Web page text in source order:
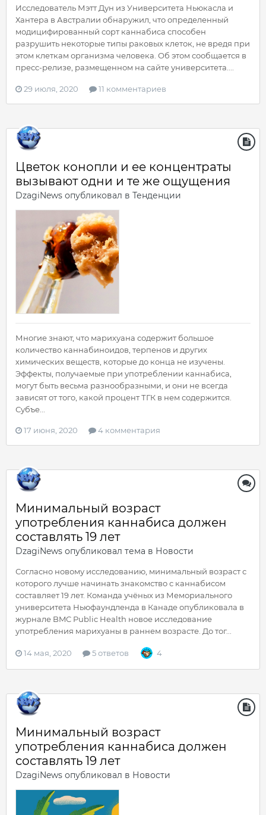
Исследователь Мэтт Дун из Университета Ньюкасла и
Хантера в Австралии обнаружил, что определенный
модицифированный сорт каннабиса способен
разрушить некоторые типы раковых клеток, не вредя при
этом клеткам организма человека. Об этом сообщается в
пресс-релизе, размещенном на сайте университета....
29 июля, 2020 11 комментариев
Цветок конопли и ее концентраты
вызывают одни и те же ощущения
DzagiNews опубликовал в Тенденции
Многие знают, что марихуана содержит большое
количество каннабиноидов, терпенов и других
химических веществ, которые до конца не изучены.
Эффекты, получаемые при употреблении каннабиса,
могут быть весьма разнообразными, и они не всегда
зависят от того, какой процент ТГК в нем содержится.
Субъе...
17 июня, 2020 4 комментария
Минимальный возраст
употребления каннабиса должен
составлять 19 лет
DzagiNews опубликовал тема в Новости
Согласно новому исследованию, минимальный возраст с
которого лучше начинать знакомство с каннабисом
составляет 19 лет. Команда учёных из Мемориального
университета Ньюфаундленда в Канаде опубликовала в
журнале BMC Public Health новое исследование
употребления марихуаны в раннем возрасте. До тог...
14 мая, 2020 5 ответов 4
Минимальный возраст
употребления каннабиса должен
составлять 19 лет
DzagiNews опубликовал в Новости